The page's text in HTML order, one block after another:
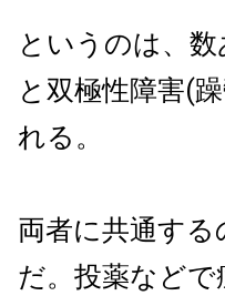
というのは、
と双極性障害(
れる。
両者に共通す
だ。投薬など